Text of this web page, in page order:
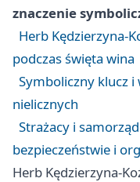
znaczenie
Herb Kędzierzyna-
podczas święta wina
Symboliczny klucz
nielicznych
Strażacy i
bezpieczeństwie i
Herb Kędzierzyna-